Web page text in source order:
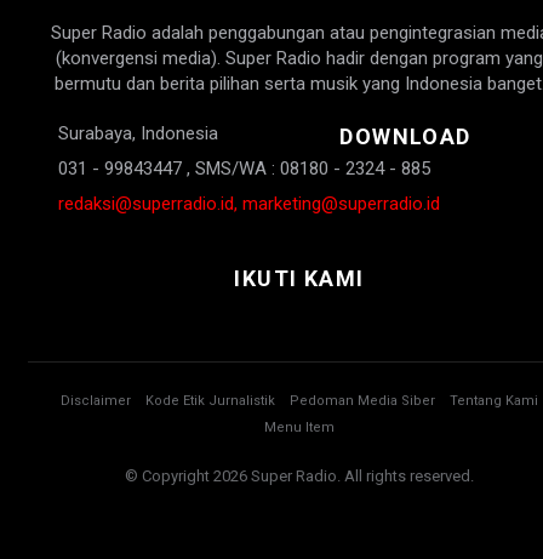
Super Radio adalah penggabungan atau pengintegrasian
(konvergensi media). Super Radio hadir dengan program yang
bermutu dan berita pilihan serta musik yang Indonesia
Surabaya, Indonesia
031 - 99843447 , SMS/WA : 08180 - 2324 - 885
redaksi@superradio.id, marketing@superradio.id
DOWNLOAD
IKUTI KAMI
Disclaimer Kode Etik Jurnalistik Pedoman Media Siber
Tentang Kami
Menu Item
© Copyright 2026 Super Radio. All rights reserved.